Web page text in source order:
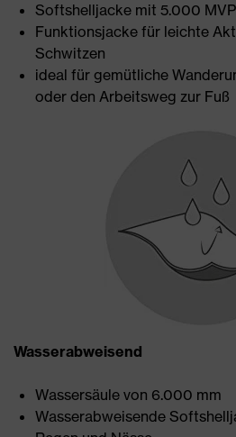
Softshelljacke mit 5.000
Funktionsjacke für leichte
Schwitzen
ideal für gemütliche
oder den Arbeitsweg zur Fuß
Wasserabweisend
Wassersäule von 6.000 mm
Wasserabweisende